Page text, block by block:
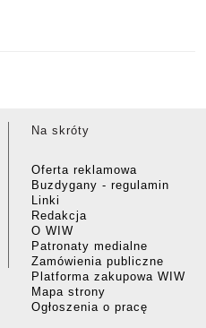
Na skróty
Oferta reklamowa
Buzdygany - regulamin
Linki
Redakcja
O WIW
Patronaty medialne
Zamówienia publiczne
Platforma zakupowa WIW
Mapa strony
Ogłoszenia o pracę